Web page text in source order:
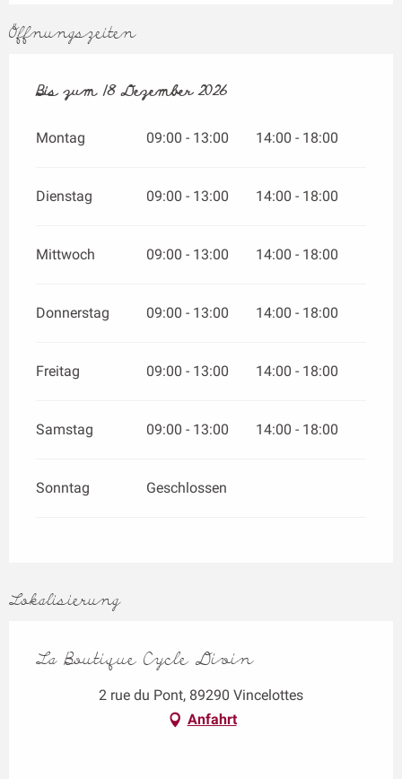
Öffnungszeiten
vom2 März 2026bis zum18 Dezember 2026
Bis zum18 Dezember 2026
Montag 09:00 - 13:00 14:00 - 18:00
Dienstag 09:00 - 13:00 14:00 - 18:00
Mittwoch 09:00 - 13:00 14:00 - 18:00
Donnerstag 09:00 - 13:00 14:00 - 18:00
Freitag 09:00 - 13:00 14:00 - 18:00
Samstag 09:00 - 13:00 14:00 - 18:00
Sonntag Geschlossen
Lokalisierung
La Boutique Cycle Divin
2 rue du Pont, 89290 Vincelottes
Anfahrt